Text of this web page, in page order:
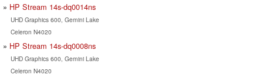
HP Stream 14s-dq0014ns
UHD Graphics 600, Gemini Lake
Celeron N4020
HP Stream 14s-dq0008ns
UHD Graphics 600, Gemini Lake
Celeron N4020